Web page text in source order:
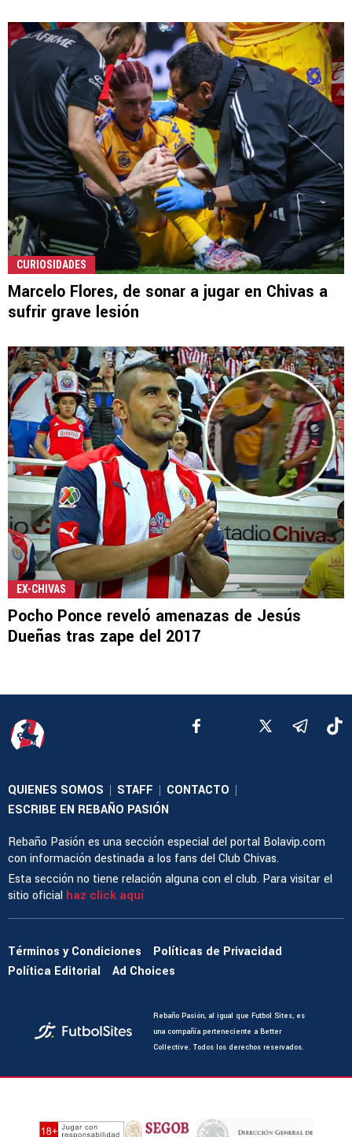
CURIOSIDADES
Marcelo Flores, de sonar a jugar en Chivas a
sufrir grave lesión
EX-CHIVAS
Pocho Ponce reveló amenazas de Jesús
Dueñas tras zape del 2017
QUIENES SOMOS | STAFF | CONTACTO |
ESCRIBE EN REBAÑO PASIÓN
Rebaño Pasión es una sección especial del portal Bolavip.com
con información destinada a los fans del Club Chivas.
Esta sección no tiene relación alguna con el club. Para visitar el
sitio oficial haz click aquí
Términos y Condiciones
Políticas de Privacidad
Política Editorial
Ad Choices
Rebaño Pasión, al igual que Futbol Sites, es
una compañía perteneciente a Better
Collective. Todos los derechos reservados.